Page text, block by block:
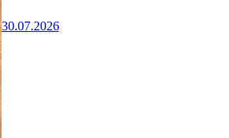
30.07.2026